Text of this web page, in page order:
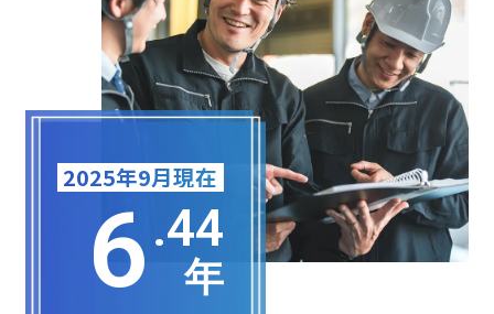
2025年9月現在
6.44
年